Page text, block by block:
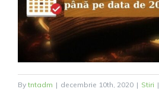
By tntadm | decembrie 10th, 2020 | Stiri |